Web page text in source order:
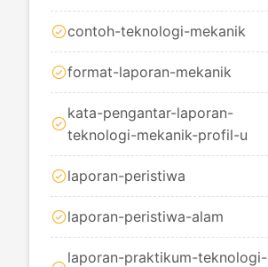
contoh-teknologi-mekanik
format-laporan-mekanik
kata-pengantar-laporan-
teknologi-mekanik-profil-u
laporan-peristiwa
laporan-peristiwa-alam
laporan-praktikum-teknologi-